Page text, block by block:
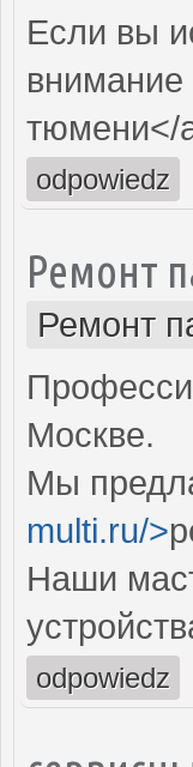
Если вы
тюмени</
odpowiedz
Ремонт
Ремонт
Москве.
Мы
multi.ru/>
Наши
odpowiedz